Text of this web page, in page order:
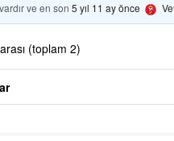
ve en son 5 yıl 11 ay önce
(toplam 2)